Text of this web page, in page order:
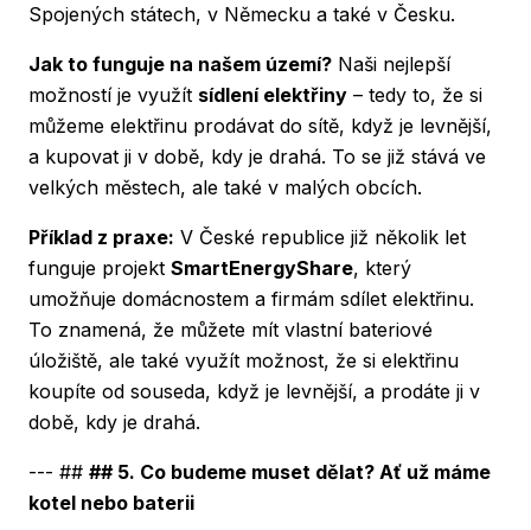
Spojených státech, v Německu a také v Česku.
Jak to funguje na našem území? Naši nejlepší
možností je využít sídlení elektřiny – tedy to, že si
můžeme elektřinu prodávat do sítě, když je levnější,
a kupovat ji v době, kdy je drahá. To se již stává ve
velkých městech, ale také v malých obcích.
Příklad z praxe: V České republice již několik let
funguje projekt SmartEnergyShare, který
umožňuje domácnostem a firmám sdílet elektřinu.
To znamená, že můžete mít vlastní bateriové
úložiště, ale také využít možnost, že si elektřinu
koupíte od souseda, když je levnější, a prodáte ji v
době, kdy je drahá.
--- ## ## 5. Co budeme muset dělat? Ať už máme
kotel nebo baterii